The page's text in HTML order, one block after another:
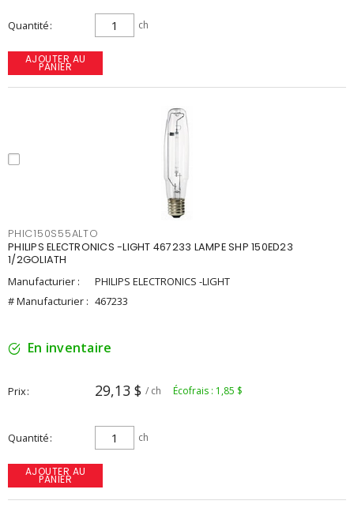
Quantité ch
AJOUTER AU
PANIER
PHIC150S55ALTO
PHILIPS ELECTRONICS -LIGHT 467233 LAMPE SHP 150ED23
1/2GOLIATH
Manufacturier :
PHILIPS ELECTRONICS -LIGHT
# Manufacturier : 467233
En inventaire
Prix 29,13 $ / ch Écofrais : 1,85 $
Quantité ch
AJOUTER AU
PANIER